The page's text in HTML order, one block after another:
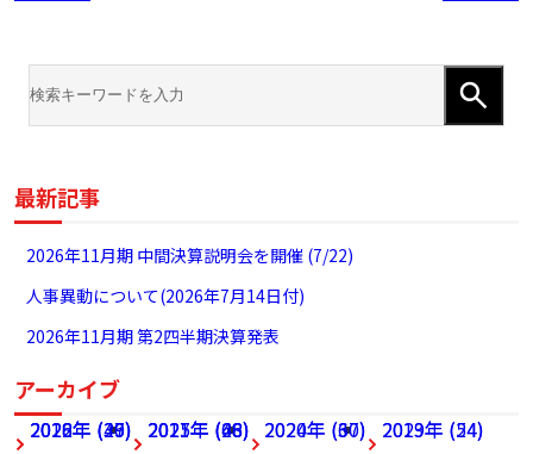
最新記事
2026年11月期 中間決算説明会を開催 (7/22)
人事異動について(2026年7月14日付)
2026年11月期 第2四半期決算発表
アーカイブ
2026年 (27) 2025年 (68) 2024年 (60) 2023年 (54)
2022年 (49) 2021年 (46) 2020年 (37) 2019年 (24)
2018年 (36)
2017年 (28)